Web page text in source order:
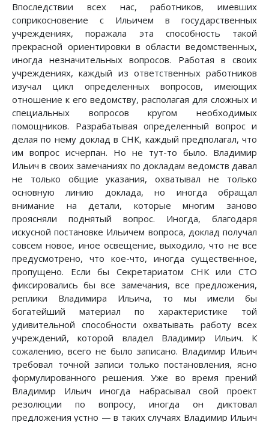
Впоследствии всех нас, работников, имевших
соприкосновение с Ильичем в государственных
учреждениях, поражала эта способность такой
прекрасной ориентировки в области ведомственных,
иногда незначительных вопросов. Работая в своих
учреждениях, каждый из ответственных работников
изучал цикл определенных вопросов, имеющих
отношение к его ведомству, располагая для сложных и
специальных вопросов кругом необходимых
помощников. Разрабатывая определенный вопрос и
делая по нему доклад в СНК, каждый предполагал, что
им вопрос исчерпан. Но не тут-то было. Владимир
Ильич в своих замечаниях по докладам ведомств давал
не только общие указания, охватывал не только
основную линию доклада, но иногда обращал
внимание на детали, которые многим заново
проясняли поднятый вопрос. Иногда, благодаря
искусной постановке Ильичем вопроса, доклад получал
совсем новое, иное освещение, выходило, что не все
предусмотрено, что кое-что, иногда существенное,
пропущено. Если бы Секретариатом СНК или СТО
фиксировались бы все замечания, все предложения,
реплики Владимира Ильича, то мы имели бы
богатейший материал по характеристике той
удивительной способности охватывать работу всех
учреждений, которой владел Владимир Ильич. К
сожалению, всего не было записано. Владимир Ильич
требовал точной записи только постановления, ясно
формулированного решения. Уже во время прений
Владимир Ильич иногда набрасывал свой проект
резолюции по вопросу, иногда он диктовал
предложения устно — в таких случаях Владимир Ильич